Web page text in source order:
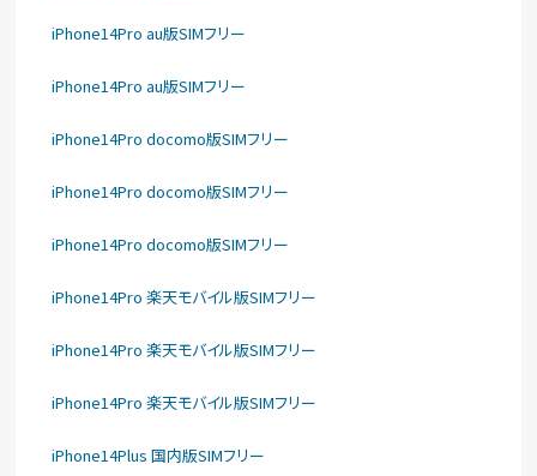
iPhone14Pro au版SIMフリー
iPhone14Pro au版SIMフリー
iPhone14Pro docomo版SIMフリー
iPhone14Pro docomo版SIMフリー
iPhone14Pro docomo版SIMフリー
iPhone14Pro 楽天モバイル版SIMフリー
iPhone14Pro 楽天モバイル版SIMフリー
iPhone14Pro 楽天モバイル版SIMフリー
iPhone14Plus 国内版SIMフリー